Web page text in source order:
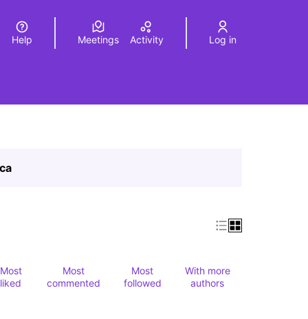
Elegir el idiomaChoose language
Help Meetings Activity Log in
Most
liked
Most
commented
Most
followed
With more
authors